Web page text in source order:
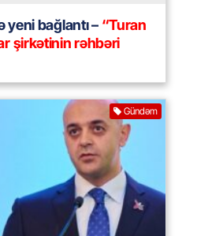
yeni bağlantı –“Turan
şirkətinin rəhbəri
Gündəm